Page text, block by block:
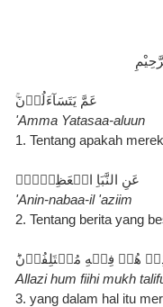
عَمَّ يَتَسَآءَلُوۡنَ‌ۚ‏
'Amma Yatasaa-aluun
1. Tentang apakah
عَنِ النَّبَاِ الۡعَظِيۡمِۙ‏
'Anin-nabaa-il 'aziim
2. Tentang berita yang
هُمۡ فِيۡهِ مُخۡتَلِفُوۡنَؕ
Allazi hum fiihi mukh
3. yang dalam hal itu